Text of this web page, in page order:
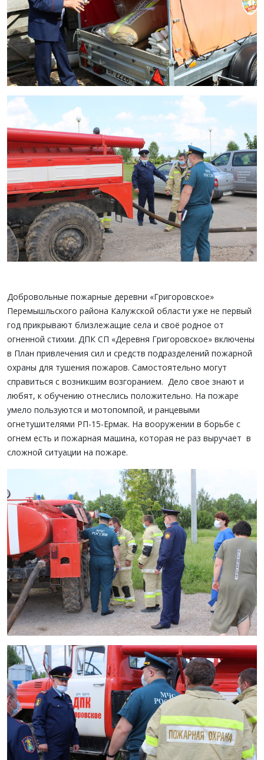
Добровольные пожарные деревни «Григоровское»
Перемышльского района Калужской области уже не первый
год прикрывают близлежащие села и своё родное от
огненной стихии. ДПК СП «Деревня Григоровское» включены
в План привлечения сил и средств подразделений пожарной
охраны для тушения пожаров. Самостоятельно могут
справиться с возникшим возгоранием. Дело свое знают и
любят, к обучению отнеслись положительно. На пожаре
умело пользуются и мотопомпой, и ранцевыми
огнетушителями РП-15-Ермак. На вооружении в борьбе с
огнем есть и пожарная машина, которая не раз выручает в
сложной ситуации на пожаре.